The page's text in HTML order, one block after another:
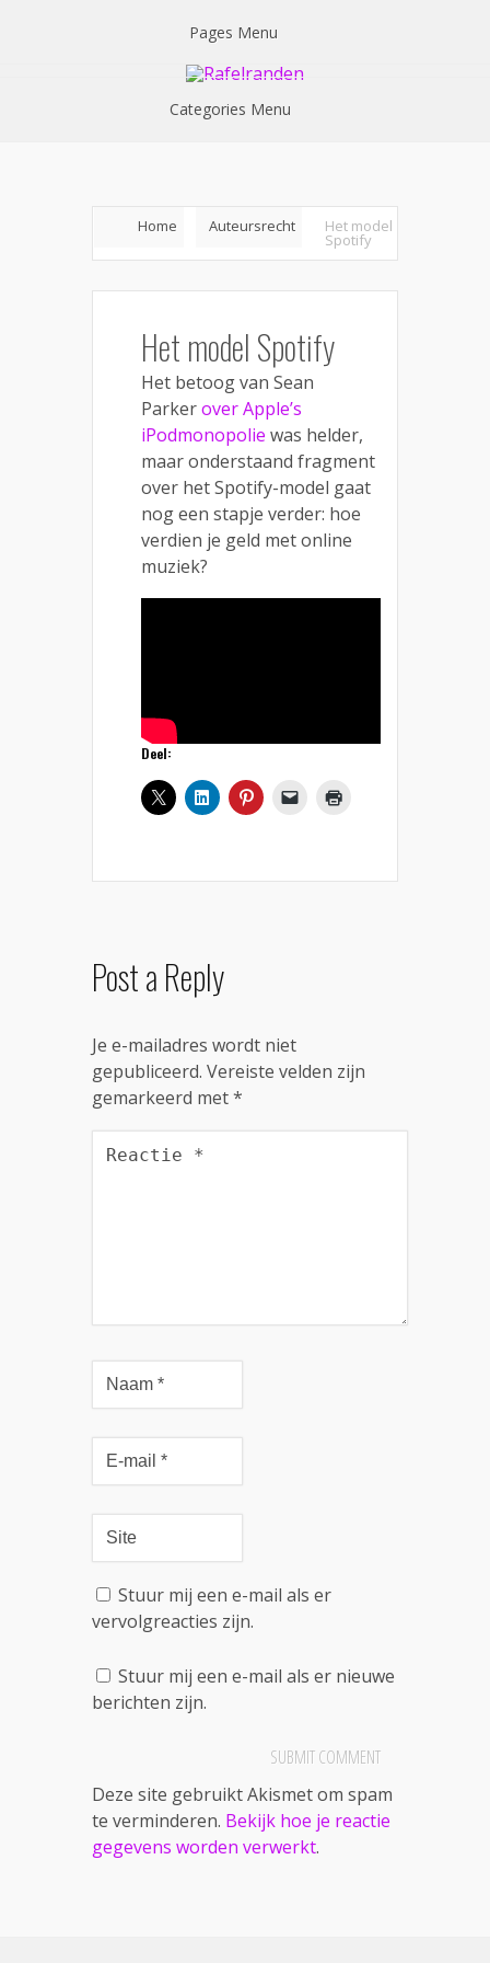
Pages Menu
Categories Menu
Home Auteursrecht Het model
Spotify
Het model Spotify
Het betoog van Sean
Parkerover Apple’s
iPodmonopolie was helder,
maar onderstaand fragment
over het Spotify-model gaat
nog een stapje verder: hoe
verdien je geld met online
muziek?
Deel:
Post a Reply
Je e-mailadres wordt niet
gepubliceerd. Vereiste velden zijn
gemarkeerd met*
Stuur mij een e-mail als er
vervolgreacties zijn.
Stuur mij een e-mail als er nieuwe
berichten zijn.
Deze site gebruikt Akismet om spam
te verminderen. Bekijk hoe je reactie
gegevens worden verwerkt.